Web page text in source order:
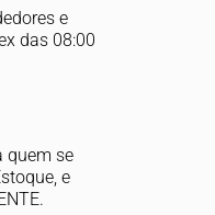
e
das 08:00
quem se
e